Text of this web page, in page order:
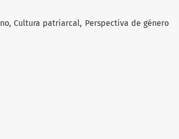
Cultura patriarcal, Perspectiva de género